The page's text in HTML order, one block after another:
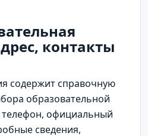
контакты
содержит справочную
образовательной
телефон, официальный
сведения,